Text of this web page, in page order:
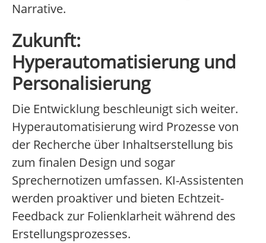
Narrative.
Zukunft:
Hyperautomatisierung und
Personalisierung
Die Entwicklung beschleunigt sich weiter.
Hyperautomatisierung wird Prozesse von
der Recherche über Inhaltserstellung bis
zum finalen Design und sogar
Sprechernotizen umfassen. KI-Assistenten
werden proaktiver und bieten Echtzeit-
Feedback zur Folienklarheit während des
Erstellungsprozesses.